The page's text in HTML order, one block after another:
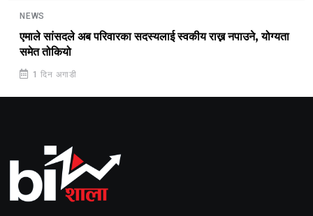
NEWS
एमाले सांसदले अब परिवारका सदस्यलाई स्वकीय राख्न नपाउने, योग्यता
समेत तोकियो
1 दिन अगाडी